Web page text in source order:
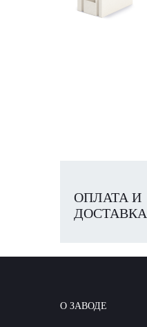
ОПЛАТА И
ДОСТАВКА
О ЗАВОДЕ